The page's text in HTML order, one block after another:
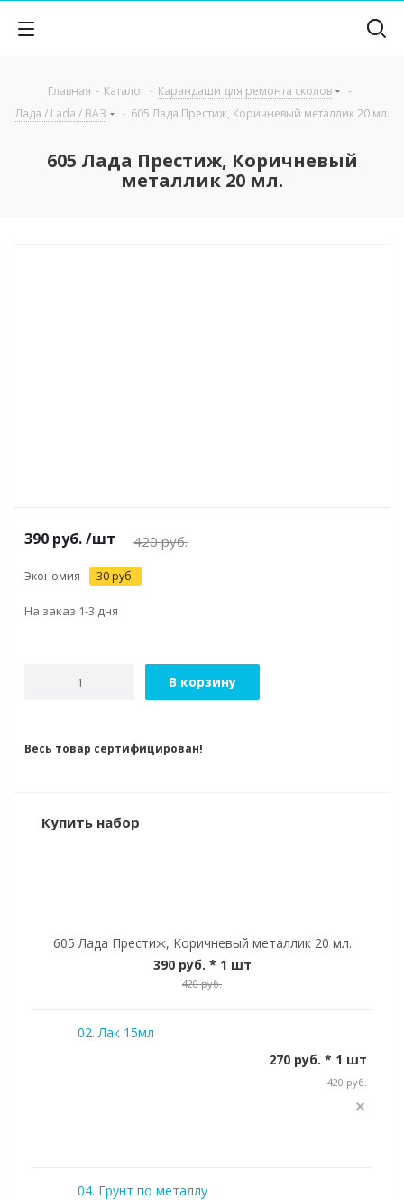
Главная - Каталог - Карандаши для ремонта сколов
-
Лада / Lada / ВАЗ
- 605 Лада Престиж, Коричневый металлик 20 мл.
605 Лада Престиж, Коричневый
металлик 20 мл.
390 руб./шт 420руб.
Экономия 30 руб.
На заказ 1-3 дня
В корзину
Весь товар сертифицирован!
Купить набор
605 Лада Престиж, Коричневый металлик 20 мл.
390 руб. * 1 шт
420 руб.
02. Лак 15мл
270 руб. * 1 шт
420 руб.
04. Грунт по металлу